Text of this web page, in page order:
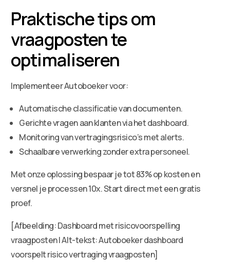
Praktische tips om
vraagposten te
optimaliseren
Implementeer Autoboeker voor:
Automatische classificatie van documenten.
Gerichte vragen aan klanten via het dashboard.
Monitoring van vertragingsrisico’s met alerts.
Schaalbare verwerking zonder extra personeel.
Met onze oplossing bespaar je tot 83% op kosten en
versnel je processen 10x. Start direct met een gratis
proef.
[Afbeelding: Dashboard met risicovoorspelling
vraagposten | Alt-tekst: Autoboeker dashboard
voorspelt risico vertraging vraagposten]